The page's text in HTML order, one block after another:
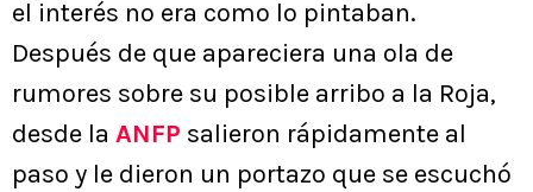
el interés no era como lo pintaban.
Después de que apareciera una ola de
rumores sobre su posible arribo a la Roja,
desde la ANFP salieron rápidamente al
paso y le dieron un portazo que se escuchó